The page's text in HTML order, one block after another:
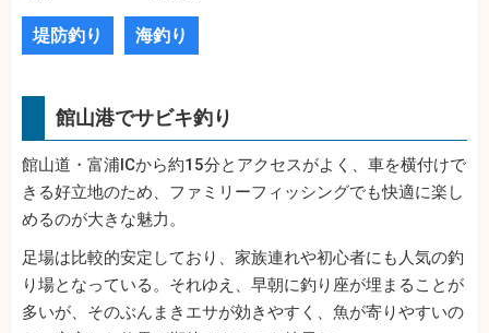
堤防釣り 海釣り
館山港でサビキ釣り
館山道・富浦ICから約15分とアクセスがよく、車を横付けで
きる好立地のため、ファミリーフィッシングでも快適に楽し
めるのが大きな魅力。
足場は比較的安定しており、家族連れや初心者にも人気の釣
り場となっている。それゆえ、早朝に釣り座が埋まることが
多いが、そのぶんまきエサが効きやすく、魚が寄りやすいの